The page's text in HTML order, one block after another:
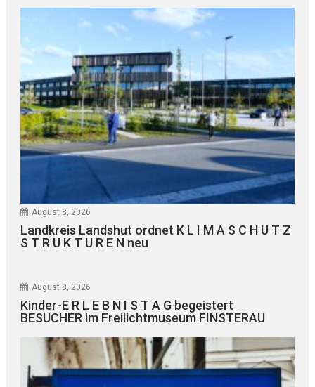
August 8, 2026
Landkreis Landshut ordnet K L I M A S C H U T Z
S T R U K T U R E N neu
August 8, 2026
Kinder-E R L E B N I S T A G begeistert
BESUCHER im Freilichtmuseum FINSTERAU